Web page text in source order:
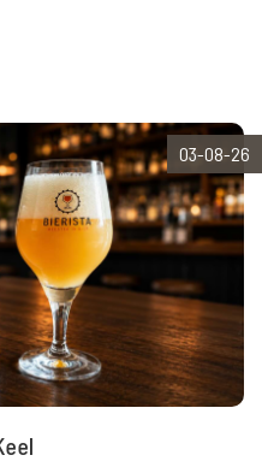
03-08-26